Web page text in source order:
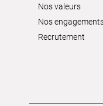
Nos valeurs
Nos
Recrutement